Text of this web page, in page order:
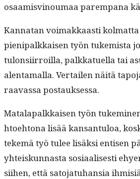
osaamisvi­noumaa parem­pana
Kan­natan voimakkaasti
pieni­palkkaisen työn tukemista
tulon­si­ir­roil­la, palkkat­uel­la tai
alen­ta­mal­la. Ver­tailen näitä
raavas­sa postauksessa.
Mata­la­palkkaisen työn
h­toe­htona lisää kansan­tu­loa,
tekemä työ tulee lisäk­si entisen
yhteiskun­nas­ta sosi­aalis­es­ti
siihen, että sato­jatuhan­sia